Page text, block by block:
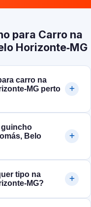
para Carro na
Horizonte‑MG
carro na
perto
guincho
Belo
tipo na